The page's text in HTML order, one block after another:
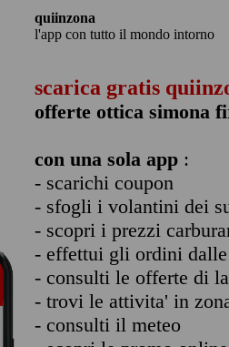
quiinzona
l'app con tutto il mondo intorno
scarica gratis
offerte ottica simona
con una sola app :
- scarichi coupon
- sfogli i volantini dei
- scopri i prezzi
- effettui gli ordini
- consulti le offerte di
- trovi le attivita' in
- consulti il meteo